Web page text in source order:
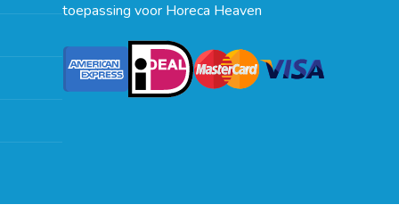
toepassing voor Horeca Heaven